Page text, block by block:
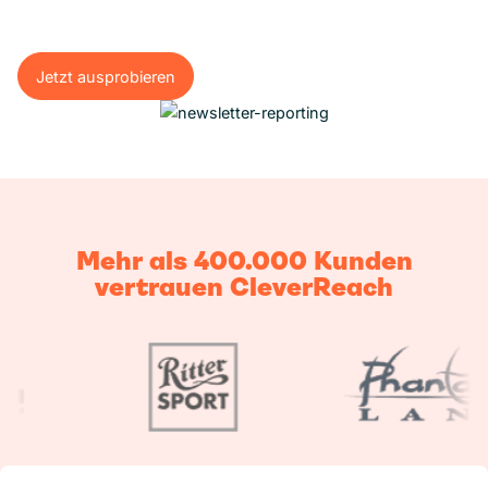
Jetzt ausprobieren
Jetzt ausprobieren
Mehr als 400.000 Kunden
vertrauen CleverReach